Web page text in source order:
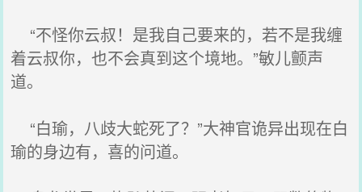
“不怪你云叔！是我自己要来的，若不是我缠
着云叔你，也不会真到这个境地。”敏儿颤声
道。
“白瑜，八歧大蛇死了？”大神官诡异出现在白
瑜的身边有，喜的问道。